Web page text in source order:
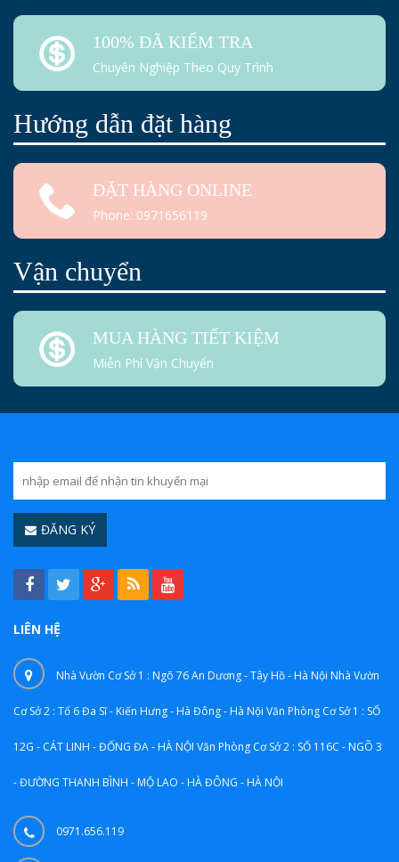
100% ĐÃ KIỂM TRA
Chuyên Nghiệp Theo Quy Trình
Hướng dẫn đặt hàng
ĐẶT HÀNG ONLINE
Phone: 0971656119
Vận chuyển
MUA HÀNG TIẾT KIỆM
Miễn Phí Vận Chuyển
ĐĂNG KÝ
LIÊN HỆ
Nhà Vườn Cơ Sở 1 : Ngõ 76 An Dương - Tây Hồ - Hà Nội Nhà Vườn
Cơ Sở 2 : Tổ 6 Đa Sĩ - Kiến Hưng - Hà Đông - Hà Nội Văn Phòng Cơ Sở 1 : SỐ
12G - CÁT LINH - ĐỐNG ĐA - HÀ NỘI Văn Phòng Cơ Sở 2 : SỐ 116C - NGÕ 3
- ĐƯỜNG THANH BÌNH - MỘ LAO - HÀ ĐÔNG - HÀ NỘI
0971.656.119